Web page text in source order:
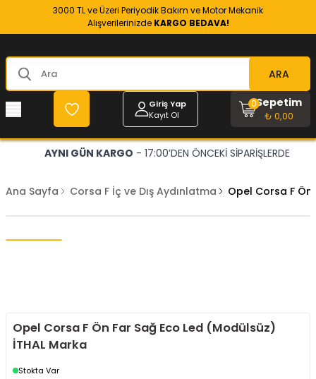
3000 TL ve Üzeri Periyodik Bakım ve Motor Mekanik
Alışverilerinizde KARGO BEDAVA!
ARA
Giriş Yap
Kayıt Ol
Sepetim
₺ 0,00
0
AYNI GÜN KARGO - 17:00’DEN ÖNCEKİ SİPARİŞLERDE
Ana Sayfa Corsa F İç ve Dış Aydınlatma Opel Corsa F Ön
Opel Corsa F Ön Far Sağ Eco Led (Modülsüz)
İTHAL Marka
Stokta Var